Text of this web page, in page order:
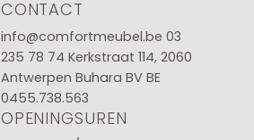
CONTACT
info@comfortmeubel.be 03
235 78 74 Kerkstraat 114, 2060
Antwerpen Buhara BV BE
0455.738.563
OPENINGSUREN